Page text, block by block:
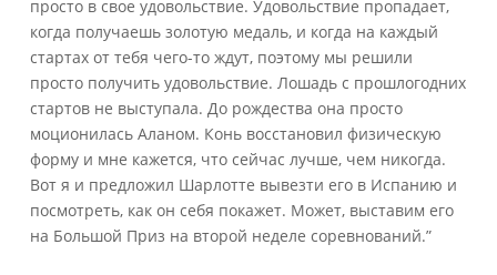
просто в свое удовольствие. Удовольствие пропадает,
когда получаешь золотую медаль, и когда на каждый
стартах от тебя чего-то ждут, поэтому мы решили
просто получить удовольствие. Лошадь с прошлогодних
стартов не выступала. До рождества она просто
моционилась Аланом. Конь восстановил физическую
форму и мне кажется, что сейчас лучше, чем никогда.
Вот я и предложил Шарлотте вывезти его в Испанию и
посмотреть, как он себя покажет. Может, выставим его
на Большой Приз на второй неделе соревнований.”